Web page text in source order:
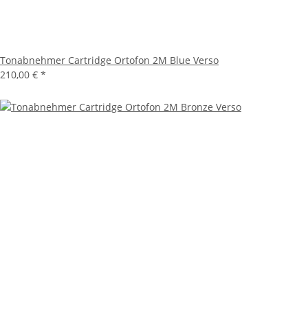
Tonabnehmer Cartridge Ortofon 2M Blue Verso
210,00 € *